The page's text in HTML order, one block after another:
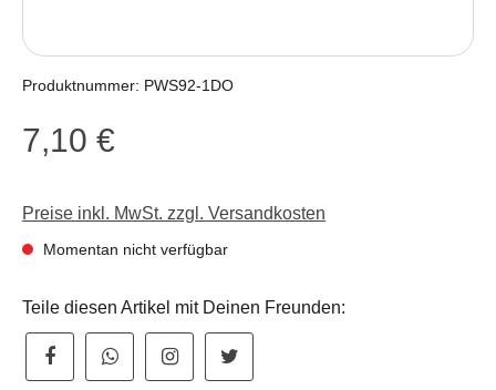
Produktnummer: PWS92-1DO
Regulärer Preis:
7,10 €
Preise inkl. MwSt. zzgl. Versandkosten
Momentan nicht verfügbar
Teile diesen Artikel mit Deinen Freunden: